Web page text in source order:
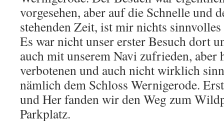
vorgesehen, aber auf die Schnelle und
stehenden Zeit, ist mir nichts
Es war nicht unser erster Besuch dort
auch mit unserem Navi zufrieden, aber
verbotenen und auch nicht wirklich
nämlich dem Schloss Wernigerode.
und Her fanden wir den Weg zum
Parkplatz.